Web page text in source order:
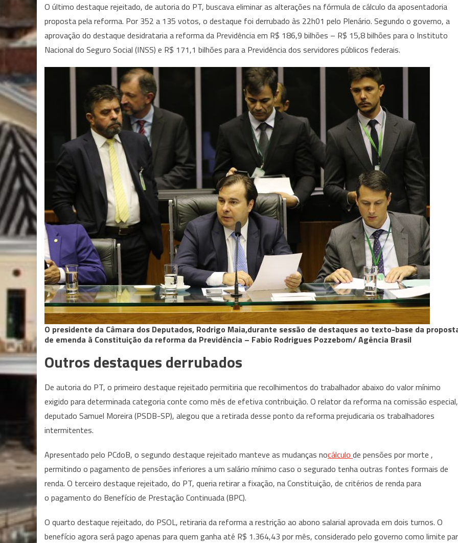
O último destaque rejeitado, de autoria do PT, buscava eliminar as alterações na fórmula de cálculo da aposentadoria
proposta pela reforma. Por 352 a 135 votos, o destaque foi derrubado às 22h01 pelo Plenário. Segundo o governo, a
aprovação do destaque desidrataria a reforma da Previdência em R$ 186,9 bilhões – R$ 15,8 bilhões para o Instituto
Nacional do Seguro Social (INSS) e R$ 171,1 bilhões para a Previdência dos servidores públicos federais.
O presidente da Câmara dos Deputados, Rodrigo Maia,durante sessão de destaques ao texto-base da
de emenda à Constituição da reforma da Previdência – Fabio Rodrigues Pozzebom/ Agência Brasil
Outros destaques derrubados
De autoria do PT, o primeiro destaque rejeitado permitiria que recolhimentos do trabalhador abaixo do valor mínimo
exigido para determinada categoria conte como mês de efetiva contribuição. O relator da reforma na comissão especial,
deputado Samuel Moreira (PSDB-SP), alegou que a retirada desse ponto da reforma prejudicaria os trabalhadores
intermitentes.
Apresentado pelo PCdoB, o segundo destaque rejeitado manteve as mudanças nocálculo de pensões por morte ,
permitindo o pagamento de pensões inferiores a um salário mínimo caso o segurado tenha outras fontes formais de
renda. O terceiro destaque rejeitado, do PT, queria retirar a fixação, na Constituição, de critérios de renda para
o pagamento do Benefício de Prestação Continuada (BPC).
O quarto destaque rejeitado, do PSOL, retiraria da reforma a restrição ao abono salarial aprovada em dois turnos. O
benefício agora será pago apenas para quem ganha até R$ 1.364,43 por mês, considerado pelo governo como limite